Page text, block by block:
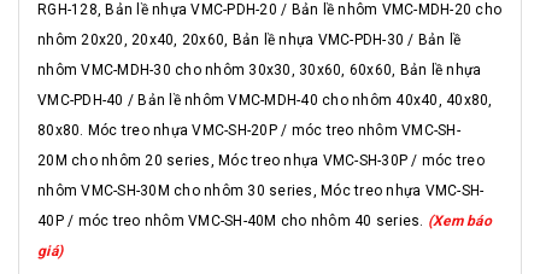
RGH-128, Bản lề nhựa VMC-PDH-20 / Bản lề nhôm VMC-MDH-20 cho
nhôm 20x20, 20x40, 20x60, Bản lề nhựa VMC-PDH-30 / Bản lề
nhôm VMC-MDH-30 cho nhôm 30x30, 30x60, 60x60, Bản lề nhựa
VMC-PDH-40 / Bản lề nhôm VMC-MDH-40 cho nhôm 40x40, 40x80,
80x80. Móc treo nhựa VMC-SH-20P / móc treo nhôm VMC-SH-
20M cho nhôm 20 series, Móc treo nhựa VMC-SH-30P / móc treo
nhôm VMC-SH-30M cho nhôm 30 series, Móc treo nhựa VMC-SH-
40P / móc treo nhôm VMC-SH-40M cho nhôm 40 series. (Xem báo
giá)